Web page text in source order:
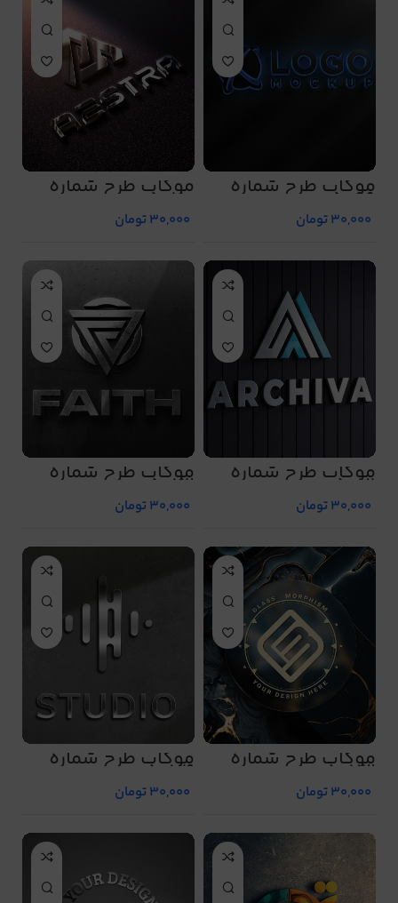
موکاپ طرح شماره
5069
30,000تومان
موکاپ طرح شماره
5070
30,000تومان
موکاپ طرح شماره
5071
30,000تومان
موکاپ طرح شماره
5072
30,000تومان
موکاپ طرح شماره
5073
30,000تومان
موکاپ طرح شماره
5074
30,000تومان